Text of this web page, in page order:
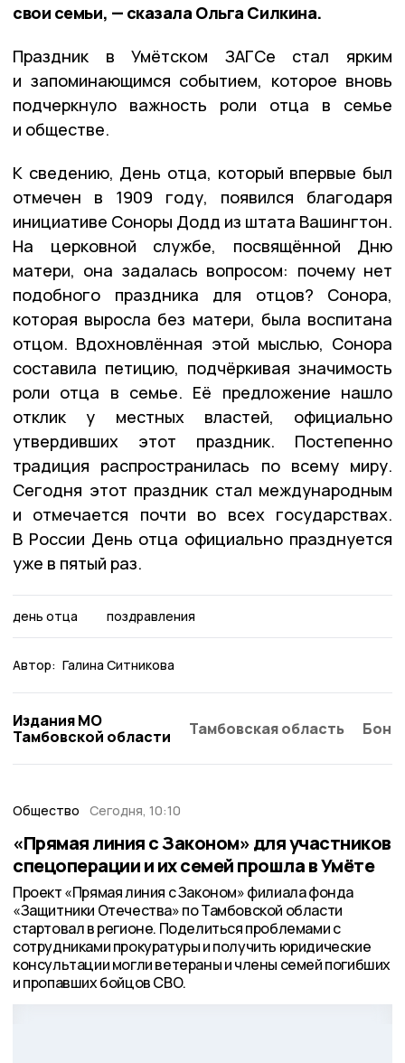
свои семьи, — сказала Ольга Силкина.
Праздник в Умётском ЗАГСе стал ярким
и запоминающимся событием, которое вновь
подчеркнуло важность роли отца в семье
и обществе.
К сведению, День отца, который впервые был
отмечен в 1909 году, появился благодаря
инициативе Соноры Додд из штата Вашингтон.
На церковной службе, посвящённой Дню
матери, она задалась вопросом: почему нет
подобного праздника для отцов? Сонора,
которая выросла без матери, была воспитана
отцом. Вдохновлённая этой мыслью, Сонора
составила петицию, подчёркивая значимость
роли отца в семье. Её предложение нашло
отклик у местных властей, официально
утвердивших этот праздник. Постепенно
традиция распространилась по всему миру.
Сегодня этот праздник стал международным
и отмечается почти во всех государствах.
В России День отца официально празднуется
уже в пятый раз.
день отца поздравления
Автор: Галина Ситникова
Издания МО
Тамбовской области
Тамбовская область
Общество Сегодня, 10:10
«Прямая линия с Законом» для участников
спецоперации и их семей прошла в Умёте
Проект «Прямая линия с Законом» филиала фонда
«Защитники Отечества» по Тамбовской области
стартовал в регионе. Поделиться проблемами с
сотрудниками прокуратуры и получить юридические
консультации могли ветераны и члены семей погибших
и пропавших бойцов СВО.